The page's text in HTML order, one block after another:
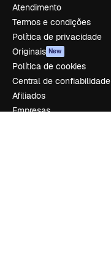
Atendimento
Termos e condições
Política de privacidade
Originais New
Política de cookies
Central de confiabilidade
Afiliados
Empresas